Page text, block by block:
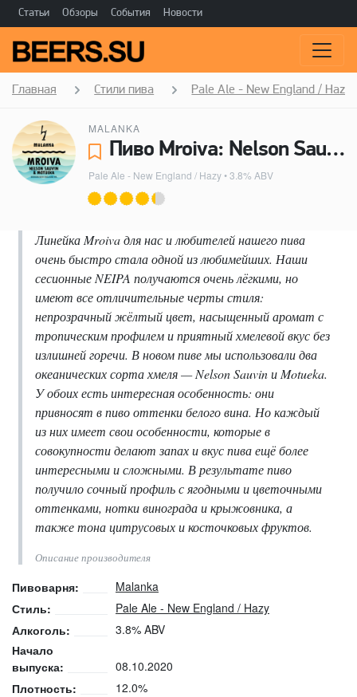
Статьи Обзоры События Новости
Главная Стили пива Pale Ale - New England / Hazy
MALANKA
Пиво Mroiva: Nelson Sauvin & Motueka - Malanka
Pale Ale - New England / Hazy• 3.8% ABV
Линейка Mroiva для нас и любителей нашего пива
очень быстро стала одной из любимейших. Наши
сесионные NEIPA получаются очень лёгкими, но
имеют все отличительные черты стиля:
непрозрачный жёлтый цвет, насыщенный аромат с
тропическим профилем и приятный хмелевой вкус без
излишней горечи. В новом пиве мы использовали два
океанических сорта хмеля — Nelson Sauvin и Motueka.
У обоих есть интересная особенность: они
привносят в пиво оттенки белого вина. Но каждый
из них имеет свои особенности, которые в
совокупности делают запах и вкус пива ещё более
интересными и сложными. В результате пиво
получило сочный профиль с ягодными и цветочными
оттенками, нотки винограда и крыжовника, а
также тона цитрусовых и косточковых фруктов.
Описание производителя
Пивоварня:
Malanka
Стиль:
Pale Ale - New England / Hazy
Алкоголь:
3.8% ABV
Начало
выпуска:
08.10.2020
Плотность:
12.0%